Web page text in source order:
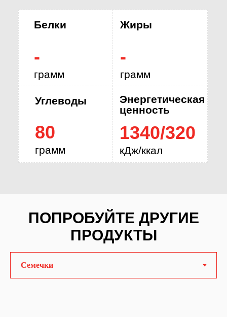
-
грамм
Белки
-
грамм
Жиры
80
грамм
Углеводы
1340/320
кДж/ккал
Энергетическая
ценность
ПОПРОБУЙТЕ ДРУГИЕ
ПРОДУКТЫ